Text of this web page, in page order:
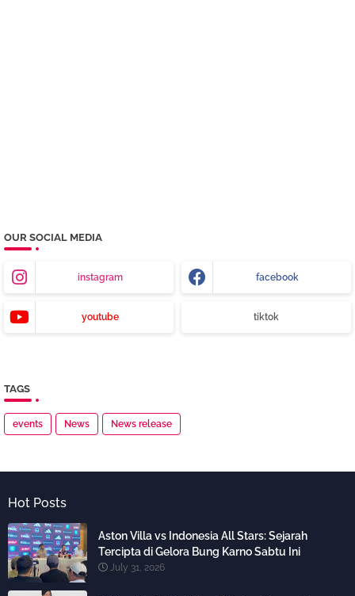
OUR SOCIAL MEDIA
instagram facebook
youtube tiktok
TAGS
events News News release
Hot Posts
Aston Villa vs Indonesia All Stars: Sejarah
Tercipta di Gelora Bung Karno Sabtu Ini
July 31, 2026